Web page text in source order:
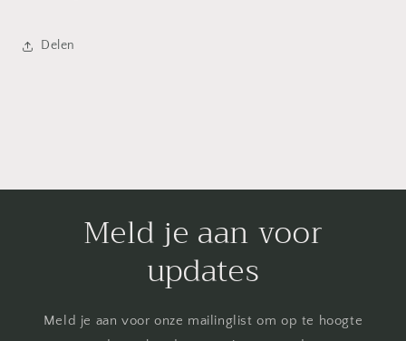
Delen
Meld je aan voor
updates
Meld je aan voor onze mailinglist om op te hoogte